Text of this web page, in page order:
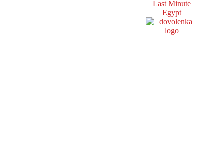
Last Minute
Egypt